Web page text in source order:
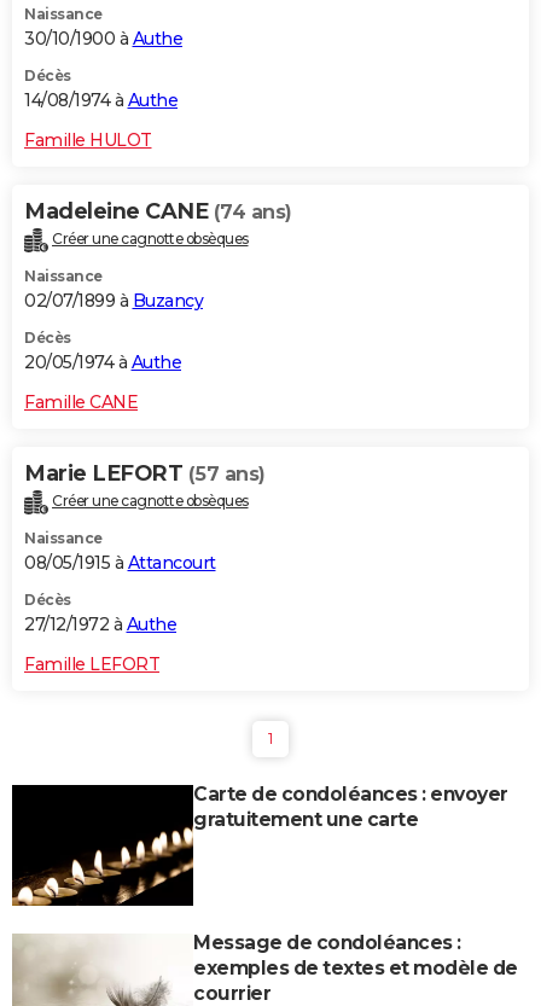
Naissance
30/10/1900 à Authe
Décès
14/08/1974 à Authe
Famille HULOT
Madeleine CANE (74 ans)
Créer une cagnotte obsèques
Naissance
02/07/1899 à Buzancy
Décès
20/05/1974 à Authe
Famille CANE
Marie LEFORT (57 ans)
Créer une cagnotte obsèques
Naissance
08/05/1915 à Attancourt
Décès
27/12/1972 à Authe
Famille LEFORT
1
Carte de condoléances : envoyer
gratuitement une carte
Message de condoléances :
exemples de textes et modèle de
courrier